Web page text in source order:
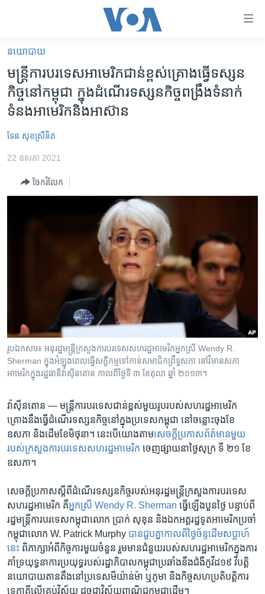
គេហទំព័រ​
ទាក់ទង
និង​
ចូល​
ទំព័រ​
ព័ត៌មាន​​
រំលង​
ទៅ​
កាន់​
ទំព័រ​
អន្តរជាតិ
អាមេរិក
ព្រឹត្តិការណ៍ព័ត៌មាន
Khmer English
ភាសា
នយោបាយ
មន្ត្រី​ការ​បរទេស​អាមេរិក​ជាន់​ខ្ពស់​​គ្រោង​ធ្វើ​ទស្សន
កិច្ច​នៅ​កម្ពុជា​ ក្នុង​ដំណើរ​ទស្សនកិច្ច​ពង្រឹង​ទំនាក់​
ទំនង​អាមេរិក​និង​អាស៊ាន
ទែន សុខស្រីនិត
22 ឧសភា 2021
ចែករំលែក
រូបឯកសារ៖ អនុរដ្ឋមន្ត្រីក្រសួងការបរទេសសហរដ្ឋអាមេរិកអ្នកស្រី Wendy R.
Sherman ក្នុងអំឡុងពេលធ្វើសក្ខីកម្មទៅកាន់សមាជិកព្រឹទ្ធសភា នៅវិមានសភា
អាមេរិកក្នុងរដ្ឋធានីវ៉ាស៊ីនតោន កាលពីថ្ងៃទី ៣ ខែតុលា ឆ្នាំ ២០១៣។
វ៉ាស៊ីនតោន — មន្ត្រី​ការ​បរទេស​ជាន់​ខ្ពស់​មួយ​រូប​របស់​សហ​រដ្ឋ​អាមេរិក ​
គ្រោង​នឹង​ធ្វើដំណើរ​ទស្សន​កិច្ច​នៅ​ក្នុង​ប្រទេស​កម្ពុជា​ នៅ​ចន្លោះ​ចុង​ខែ​
ឧសភា ​និង​ដើម​ខែ​មិថុនា។​ នេះ​បើ​យោង​តាម​សេចក្តី​ប្រកាស​ព័ត៌មានមួយ​
របស់​ក្រសួង​ការបរទេស​សហរដ្ឋ​អាមេរិក ​ ចេញ​ផ្សាយ​នា​ថ្ងៃ​សុក្រ​ ទី ២១ ខែ​
ឧសភា។ ​
សេចក្តី​ប្រកាស​ស្តីពី​ដំណើរ​ទស្សនកិច្ច​របស់អនុរដ្ឋមន្ត្រីក្រសួងការបរទេស
សហរដ្ឋអាមេរិក​ គឺ​អ្នកស្រី​ Wendy R. Sherman ធ្វើ​ឡើង​បួន​ថ្ងៃ​ បន្ទាប់​ពី​
រដ្ឋមន្ត្រី​ការ​បរទេស​កម្ពុជា​លោក ប្រាក់ សុខុន ​និង​ឯកអគ្គរដ្ឋទូត​អាមេរិក​ប្រចាំ​
កម្ពុជា​លោក W. Patrick Murphy ​ បាន​ជួបគ្នា​កាល​ពី​ថ្ងៃ​ច័ន្ទ​ដើម​សប្តាហ៍​
នេះ​ ពិភាក្សា​អំពី​កិច្ចការ​មួយ​ចំនួន ​រួមមាន​ជំនួយ​របស់​សហ​រដ្ឋ​អាមេរិក​ក្នុង​ការ​
គាំទ្រ​យុទ្ធនាការ​ប្រយុទ្ធ​របស់​រដ្ឋាភិបាល​កម្ពុជា​ប្រឆាំង​នឹង​ជំងឺ​កូវីដ១៩ វិបត្តិ
នយោបាយ​តានតឹង​នៅ​ប្រទេស​មីយ៉ាន់ម៉ា ឬ​ភូមា ​និង​កិច្ច​សហ​ប្រតិបត្តិការ​
ទ្វេភាគី​លើ​គ្រប់​វិស័យ​ ដូចជា​វិស័យ​ពាណិជ្ជកម្មជា​ដើម។​